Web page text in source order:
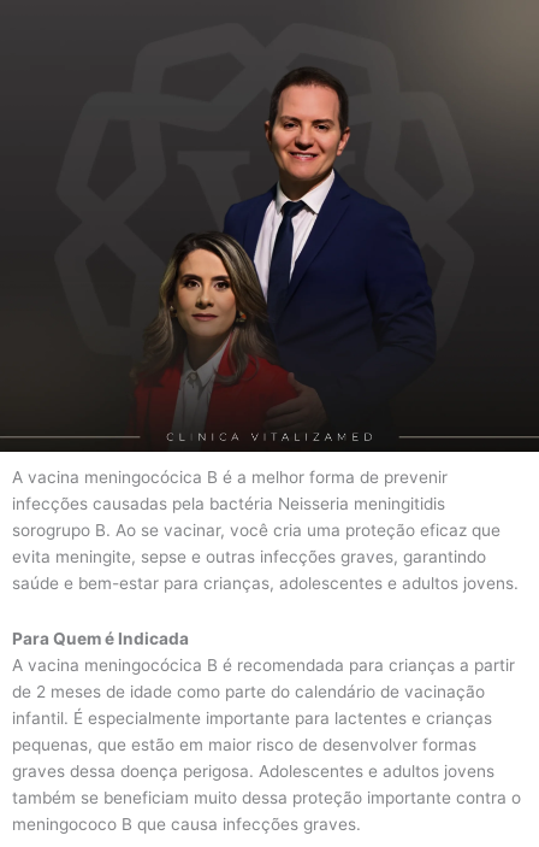
A vacina meningocócica B é a melhor forma de prevenir
infecções causadas pela bactéria Neisseria meningitidis
sorogrupo B. Ao se vacinar, você cria uma proteção eficaz que
evita meningite, sepse e outras infecções graves, garantindo
saúde e bem-estar para crianças, adolescentes e adultos jovens.
Para Quem é Indicada
A vacina meningocócica B é recomendada para crianças a partir
de 2 meses de idade como parte do calendário de vacinação
infantil. É especialmente importante para lactentes e crianças
pequenas, que estão em maior risco de desenvolver formas
graves dessa doença perigosa. Adolescentes e adultos jovens
também se beneficiam muito dessa proteção importante contra o
meningococo B que causa infecções graves.